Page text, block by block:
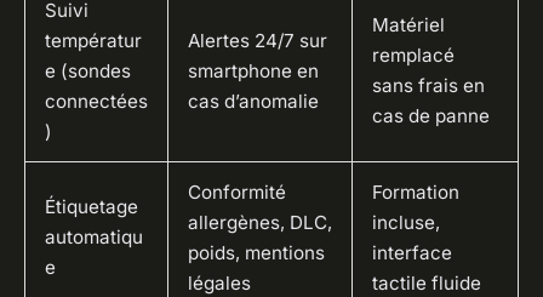
Suivi
températur
e (sondes
connectées
)
Alertes 24/7 sur
smartphone en
cas d’anomalie
Matériel
remplacé
sans frais en
cas de panne
Étiquetage
automatiqu
e
Conformité
allergènes, DLC,
poids, mentions
légales
Formation
incluse,
interface
tactile fluide